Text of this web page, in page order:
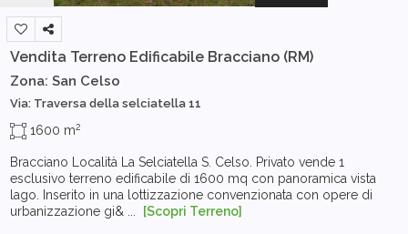
Vendita Terreno Edificabile Bracciano (RM)
Zona: San Celso
Via: Traversa della selciatella 11
1600 m2
Bracciano Località La Selciatella S. Celso. Privato vende 1
esclusivo terreno edificabile di 1600 mq con panoramica vista
lago. Inserito in una lottizzazione convenzionata con opere di
urbanizzazione gi& ...
[Scopri Terreno]